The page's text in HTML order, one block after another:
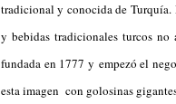
tradicional y conocida de Turquía.
y bebidas tradicionales turcos
fundada en 1777 y empezó el
esta imagen con golosinas